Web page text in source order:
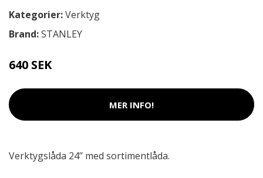
Kategorier:Verktyg
Brand:STANLEY
640 SEK
MER INFO!
Verktygslåda 24’’ med sortimentlåda.